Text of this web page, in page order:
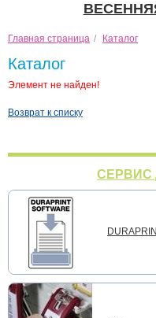
Главная страница / Каталог
Каталог
Элемент не найден!
Возврат к списку
СЕРВИС